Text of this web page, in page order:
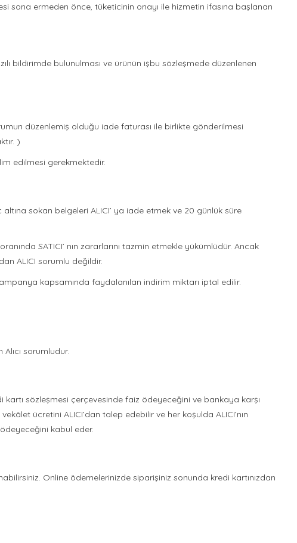
sona ermeden önce, tüketicinin onayı ile hizmetin ifasına başlanan
bildirimde bulunulması ve ürünün işbu sözleşmede düzenlenen
düzenlemiş olduğu iade faturası ile birlikte gönderilmesi
)
edilmesi gerekmektedir.
sokan belgeleri ALICI’ ya iade etmek ve 20 günlük süre
SATICI’ nın zararlarını tazmin etmekle yükümlüdür. Ancak
ALICI sorumlu değildir.
kapsamında faydalanılan indirim miktarı iptal edilir.
sorumludur.
sözleşmesi çerçevesinde faiz ödeyeceğini ve bankaya karşı
ücretini ALICI’dan talep edebilir ve her koşulda ALICI’nın
ödeyeceğini kabul eder.
Online ödemelerinizde siparişiniz sonunda kredi kartınızdan